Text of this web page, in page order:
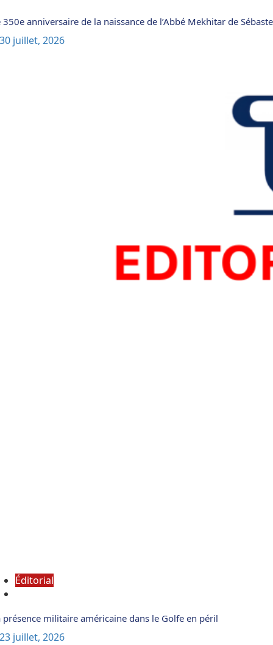
350e anniversaire de la naissance de l’Abbé Mekhitar de Sébaste
30 juillet, 2026
Éditorial
présence militaire américaine dans le Golfe en péril
23 juillet, 2026